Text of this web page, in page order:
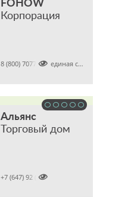
FOHOW
Корпорация

8 (800) 7077821 (единая справочная)
Альянс
Торговый дом

+7 (647) 92 (tel)